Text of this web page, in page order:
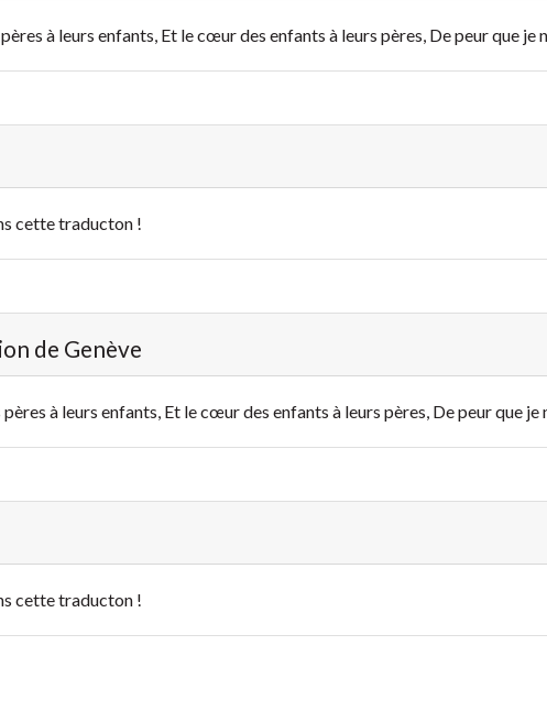
à leurs enfants, Et le cœur des enfants à leurs pères, De peur que je
cette traducton !
de Genève
à leurs enfants, Et le cœur des enfants à leurs pères, De peur que
cette traducton !